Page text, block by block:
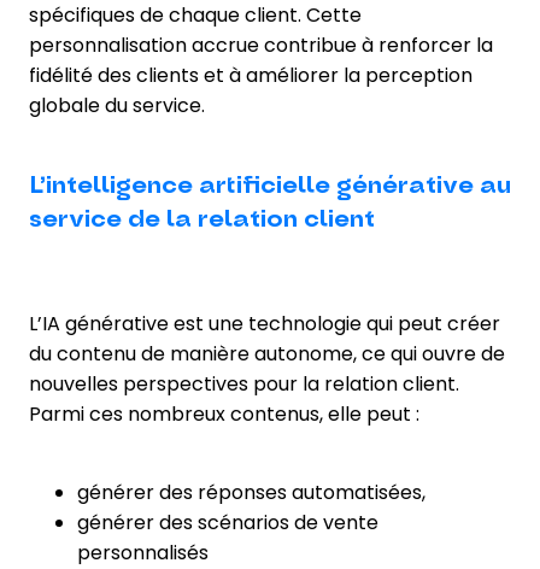
spécifiques de chaque client. Cette
personnalisation accrue contribue à renforcer la
fidélité des clients et à améliorer la perception
globale du service.
L’intelligence artificielle générative au
service de la relation client
L’IA générative est une technologie qui peut créer
du contenu de manière autonome, ce qui ouvre de
nouvelles perspectives pour la relation client.
Parmi ces nombreux contenus, elle peut :
générer des réponses automatisées,
générer des scénarios de vente
personnalisés